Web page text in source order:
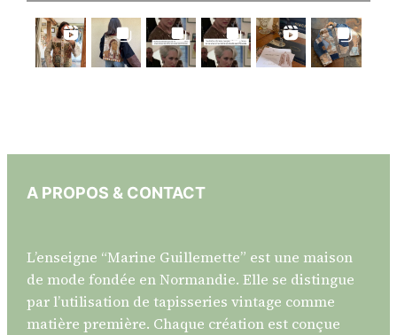
A PROPOS & CONTACT
L’enseigne “Marine Guillemette” est une maison
de mode fondée en Normandie. Elle se distingue
par l’utilisation de tapisseries vintage comme
matière première. Chaque création est conçue